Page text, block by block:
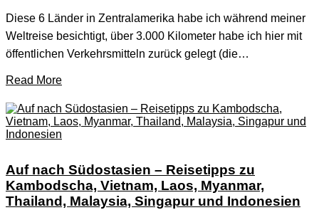
Diese 6 Länder in Zentralamerika habe ich während meiner
Weltreise besichtigt, über 3.000 Kilometer habe ich hier mit
öffentlichen Verkehrsmitteln zurück gelegt (die…
Read More
Auf nach Südostasien – Reisetipps zu
Kambodscha, Vietnam, Laos, Myanmar,
Thailand, Malaysia, Singapur und Indonesien